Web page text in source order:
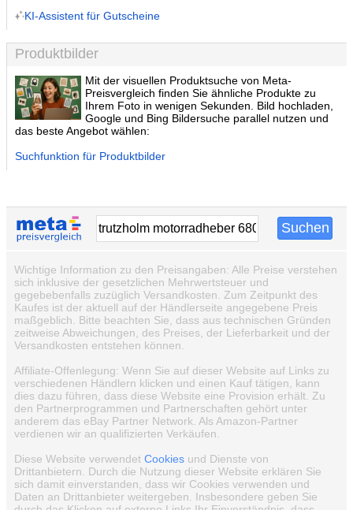
KI-Assistent für Gutscheine
Produktbilder
Mit der visuellen Produktsuche von Meta-
Preisvergleich finden Sie ähnliche Produkte zu
Ihrem Foto in wenigen Sekunden. Bild hochladen,
Google und Bing Bildersuche parallel nutzen und
das beste Angebot wählen:
Suchfunktion für Produktbilder
Wichtige Information zu den Preisangaben: Alle Preise verstehen
sich inklusive der gesetzlichen Mehrwertsteuer und
gegebebenfalls zuzüglich Versandkosten. Zum Zeitpunkt des
Kaufes ist der aktuell auf der Händlerseite angegebene Preis
maßgeblich. Bitte beachten Sie, dass aus technischen Gründen
zeitweise Abweichungen, des Preises, der Lieferbarkeit und der
Versandkosten entstehen können.
Affiliate-Offenlegung: Wenn Sie auf dieser Website auf Links zu
verschiedenen Händlern klicken und einen Kauf tätigen, kann
dies dazu führen, dass diese Website eine Provision erhält. Zu
den Partnerprogrammen und Partnerschaften gehört unter
anderem das eBay Partner Network. Als Amazon-Partner
verdienen wir an qualifizierten Verkäufen.
Diese Website verwendet Cookies und Dienste von
Drittanbietern. Durch die Nutzung dieser Website erklären Sie
sich damit einverstanden, dass wir Cookies verwenden und
Daten an Drittanbieter weitergeben. Insbesondere geben Sie